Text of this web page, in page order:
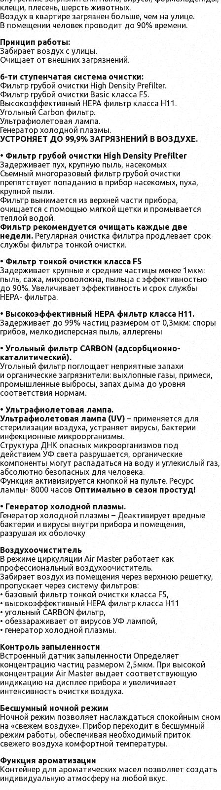
клещи, плесень, шерсть животных.
Воздух в квартире загрязнен больше, чем на улице.
В помещении человек проводит до 90% времени.
Принцип работы:
Забирает воздух с улицы.
Очищает от внешних загрязнений.
6-ти ступенчатая система очистки:
Фильтр грубой очистки High Density Prefilter.
Фильтр грубой очистки Basic класса F5.
Высокоэффективный НЕРА фильтр класса H11.
Угольный Carbon фильтр.
Ультрафиолетовая лампа.
Генератор холодной плазмы.
УСТРОНЯЕТ ДО 99,9% ЗАГРЯЗНЕНИЙ В ВОЗДУХЕ.
• Фильтр грубой очистки High Density Prefilter
Задерживает пух, крупную пыль, насекомых
Съемный многоразовый фильтр грубой очистки
препятствует попаданию в прибор насекомых, пуха,
крупной пыли.
Фильтр вынимается из верхней части прибора,
очищается с помощью мягкой щетки и промывается
теплой водой.
Фильтр рекомендуется очищать каждые две
недели. Регулярная очистка фильтра продлевает срок
службы фильтра тонкой очистки.
• Фильтр тонкой очистки класса F5
Задерживает крупные и средние частицы менее 1мкм:
пыль, сажа, микроволокна, пыльца с эффективностью
до 90%. Увеличивает эффективность и срок службы
HEPA- фильтра.
• Высокоэффективный НЕРА фильтр класса H11.
Задерживает до 99% частиц размером от 0,3мкм: споры
грибов, мелкодисперсная пыль, аллергены
• Угольный фильтр CARBON (адсорбционно-
каталитический).
Угольный фильтр поглощает неприятные запахи
и органические загрязнители: выхлопные газы, примеси,
промышленные выбросы, запах дыма до уровня
соответствия нормам.
• Ультрафиолетовая лампа.
Ультрафиолетовая лампа (UV) – применяется для
стерилизации воздуха, устраняет вирусы, бактерии
инфекционные микроорганизмы.
Структура ДНК опасных микроорганизмов под
действием УФ света разрушается, органические
компоненты могут распадаться на воду и углекислый газ,
абсолютно безопасных для человека.
Функция активизируется кнопкой на пульте. Ресурс
лампы- 8000 часов Оптимально в сезон простуд!
• Генератор холодной плазмы.
Генератор холодной плазмы – Деактивирует вредные
бактерии и вирусы внутри прибора и помещения,
разрушая их оболочку
Воздухоочиститель
В режиме циркуляции Air Master работает как
профессиональный воздухоочиститель.
Забирает воздух из помещения через верхнюю решетку,
пропускает через систему фильтров:
• базовый фильтр тонкой очистки класса F5,
• высокоэффективный HEPA фильтр класса H11
• угольный CARBON фильтр,
• обеззараживает от вирусов УФ лампой,
• генератор холодной плазмы.
Контроль запыленности
Встроенный датчик запыленности Определяет
концентрацию частиц размером 2,5мкм. При высокой
концентрации Air Master выдает соответствующую
индикацию на дисплее прибора и увеличивает
интенсивность очистки воздуха.
Бесшумный ночной режим
Ночной режим позволяет наслаждаться спокойным сном
на «свежем воздухе». Прибор переходит в бесшумный
режим работы, обеспечивая необходимый приток
свежего воздуха комфортной температуры.
Функция ароматизации
Контейнер для ароматических масел позволяет создать
индивидуальную атмосферу на любой вкус.